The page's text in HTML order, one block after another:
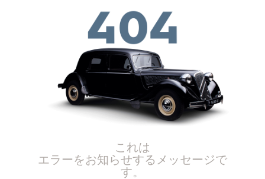
これは
エラーをお知らせするメッセージで
す。